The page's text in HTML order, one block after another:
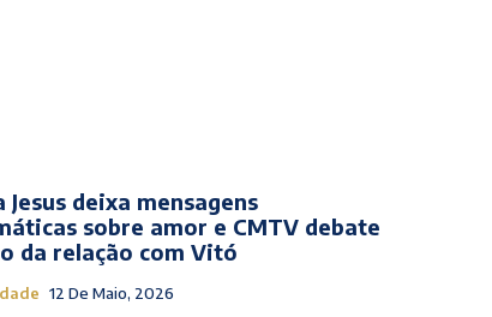
Jesus deixa mensagens
sobre amor e CMTV debate
da relação com Vitó
12 De Maio, 2026